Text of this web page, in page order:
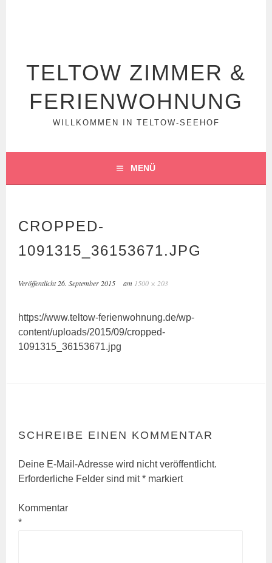
TELTOW ZIMMER &
FERIENWOHNUNG
WILLKOMMEN IN TELTOW-SEEHOF
MENÜ
CROPPED-
1091315_36153671.JPG
Veröffentlicht26. September 2015 am 1500 × 203
https://www.teltow-ferienwohnung.de/wp-
content/uploads/2015/09/cropped-
1091315_36153671.jpg
SCHREIBE EINEN KOMMENTAR
Deine E-Mail-Adresse wird nicht veröffentlicht.
Erforderliche Felder sind mit* markiert
Kommentar
*